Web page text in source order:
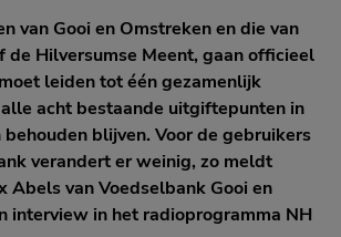
van Gooi en Omstreken en die van
de Hilversumse Meent, gaan officieel
leiden tot één gezamenlijk
acht bestaande uitgiftepunten in
blijven. Voor de gebruikers
verandert er weinig, zo meldt
Abels van Voedselbank Gooi en
interview in het radioprogramma NH